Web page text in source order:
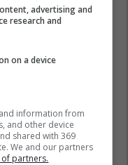
Georgia Meloni
advertising and
research and
on a device
information from
and other device
shared with 369
We and our partners
of partners.